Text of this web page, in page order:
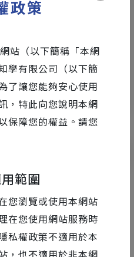
政策
站（以下簡稱「本網
學有限公司（以下簡
了讓您能夠安心使用
，特此向您說明本網
保障您的權益。請您
範圍
您瀏覽或使用本網站
在您使用網站服務時
私權政策不適用於本
，也不適用於非本網
幕後》本次活動由
，合作舉辦。本次講座中
創意學院與
灣一線的創作者，和
勢新知與業界動態。